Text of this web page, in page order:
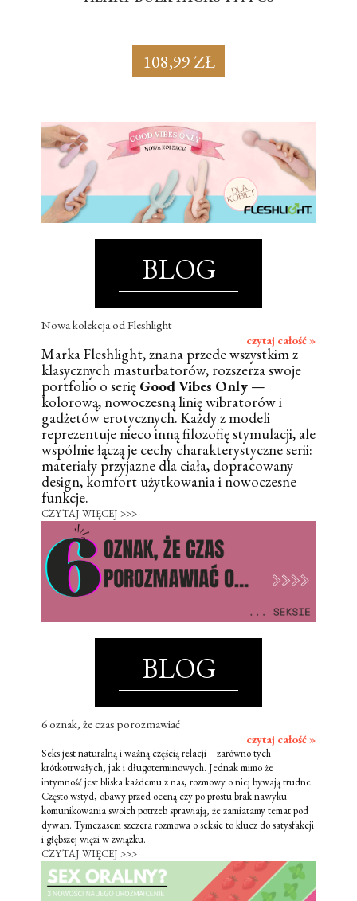
108,99 ZŁ
BLOG
Nowa kolekcja od Fleshlight
czytaj całość »
Marka Fleshlight, znana przede wszystkim z
klasycznych masturbatorów, rozszerza swoje
portfolio o serię Good Vibes Only —
kolorową, nowoczesną linię wibratorów i
gadżetów erotycznych. Każdy z modeli
reprezentuje nieco inną filozofię stymulacji, ale
wspólnie łączą je cechy charakterystyczne serii:
materiały przyjazne dla ciała, dopracowany
design, komfort użytkowania i nowoczesne
funkcje.
CZYTAJ WIĘCEJ >>>
BLOG
6 oznak, że czas porozmawiać
czytaj całość »
Seks jest naturalną i ważną częścią relacji – zarówno tych
krótkotrwałych, jak i długoterminowych. Jednak mimo że
intymność jest bliska każdemu z nas, rozmowy o niej bywają trudne.
Często wstyd, obawy przed oceną czy po prostu brak nawyku
komunikowania swoich potrzeb sprawiają, że zamiatamy temat pod
dywan. Tymczasem szczera rozmowa o seksie to klucz do satysfakcji
i głębszej więzi w związku.
CZYTAJ WIĘCEJ >>>